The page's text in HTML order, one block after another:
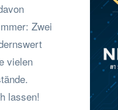
Zwei
vielen
lassen!